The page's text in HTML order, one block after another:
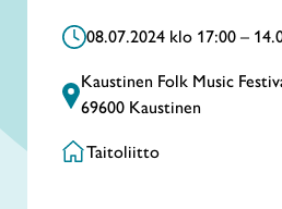
08.07.2024 klo 17:00 –
Kaustinen Folk Music
69600 Kaustinen
Taitoliitto